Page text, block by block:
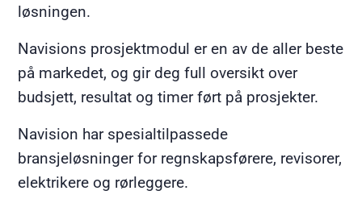
løsningen.
Navisions prosjektmodul er en av de aller beste
på markedet, og gir deg full oversikt over
budsjett, resultat og timer ført på prosjekter.
Navision har spesialtilpassede
bransjeløsninger for regnskapsførere, revisorer,
elektrikere og rørleggere.